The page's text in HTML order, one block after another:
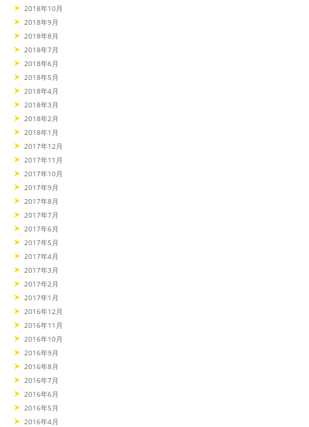
2018年10月
2018年9月
2018年8月
2018年7月
2018年6月
2018年5月
2018年4月
2018年3月
2018年2月
2018年1月
2017年12月
2017年11月
2017年10月
2017年9月
2017年8月
2017年7月
2017年6月
2017年5月
2017年4月
2017年3月
2017年2月
2017年1月
2016年12月
2016年11月
2016年10月
2016年9月
2016年8月
2016年7月
2016年6月
2016年5月
2016年4月